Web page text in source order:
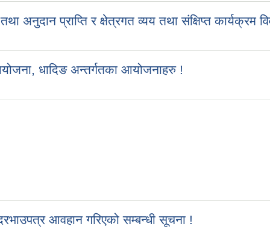
प्राप्ति र क्षेत्रगत व्यय तथा संक्षिप्त कार्यक्रम
धादिङ अन्तर्गतका आयोजनाहरु !
आवहान गरिएको सम्बन्धी सूचना !